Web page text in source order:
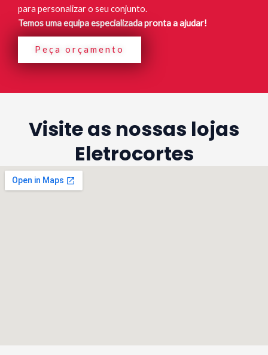
para personalizar o seu conjunto.
Temos uma equipa especializada pronta a ajudar!
Peça orçamento
Visite as nossas lojas
Eletrocortes